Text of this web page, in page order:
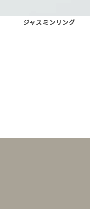
ジャスミンリング